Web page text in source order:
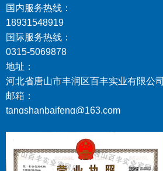
国内服务热线：
18931548919
国际服务热线：
0315-5069878
地址：
河北省唐山市丰润区百丰实业有限公司
邮箱：
tangshanbaifeng@163.com